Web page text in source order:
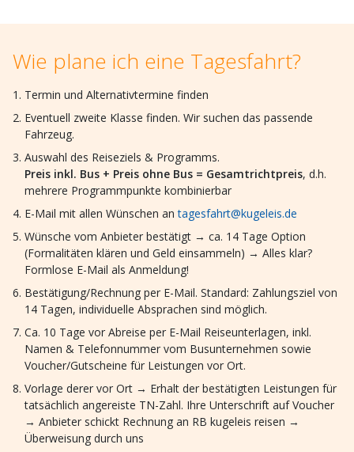
Wie plane ich eine Tagesfahrt?
Termin und Alternativtermine finden
Eventuell zweite Klasse finden. Wir suchen das passende
Fahrzeug.
Auswahl des Reiseziels & Programms.
Preis inkl. Bus + Preis ohne Bus = Gesamtrichtpreis, d.h.
mehrere Programmpunkte kombinierbar
E-Mail mit allen Wünschen antagesfahrt@kugeleis.de
Wünsche vom Anbieter bestätigt → ca. 14 Tage Option
(Formalitäten klären und Geld einsammeln) → Alles klar?
Formlose E-Mail als Anmeldung!
Bestätigung/Rechnung per E-Mail. Standard: Zahlungsziel von
14 Tagen, individuelle Absprachen sind möglich.
Ca. 10 Tage vor Abreise per E-Mail Reiseunterlagen, inkl.
Namen & Telefonnummer vom Busunternehmen sowie
Voucher/Gutscheine für Leistungen vor Ort.
Vorlage derer vor Ort → Erhalt der bestätigten Leistungen für
tatsächlich angereiste TN-Zahl. Ihre Unterschrift auf Voucher
→ Anbieter schickt Rechnung an RB kugeleis reisen →
Überweisung durch uns